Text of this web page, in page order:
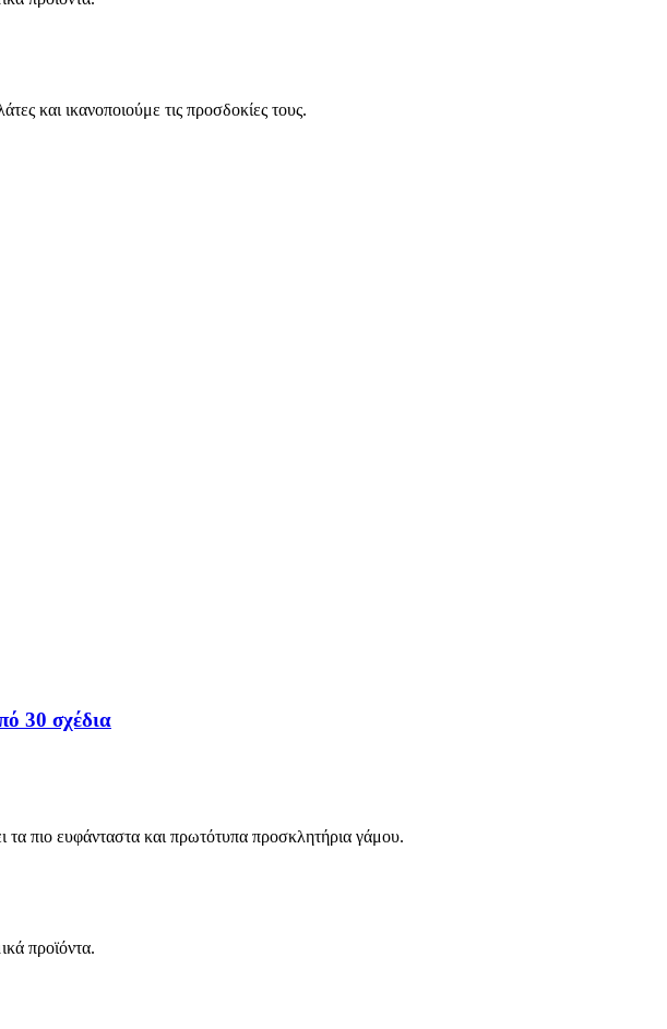
και ικανοποιούμε τις προσδοκίες τους.
30 σχέδια
τα πιο ευφάνταστα και πρωτότυπα προσκλητήρια γάμου.
προϊόντα.